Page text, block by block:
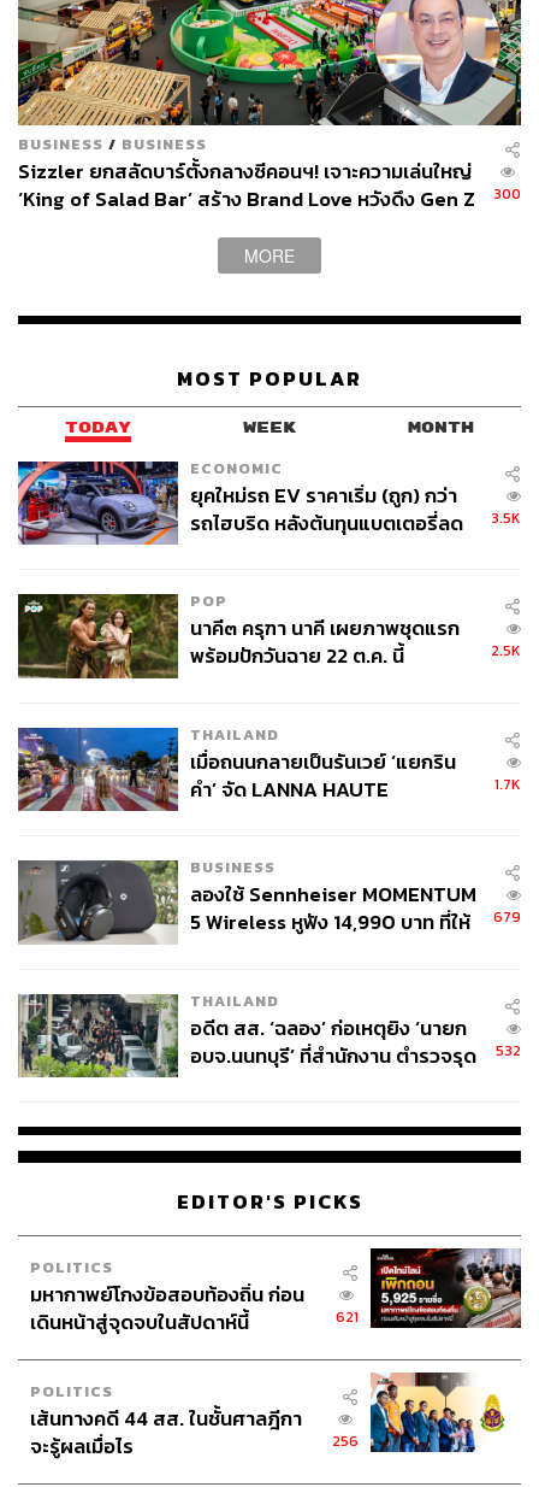
BUSINESS / BUSINESS
Sizzler ยกสลัดบาร์ตั้งกลางซีคอนฯ! เจาะความเล่นใหญ่
‘King of Salad Bar’ สร้าง Brand Love หวังดึง Gen Z
300
MORE
MOST POPULAR
TODAY WEEK MONTH
ECONOMIC
ยุคใหม่รถ EV ราคาเริ่ม (ถูก) กว่า
รถไฮบริด หลังต้นทุนแบตเตอรี่ลด
3.5K
POP
นาคี๓ ครุฑา นาคี เผยภาพชุดแรก
พร้อมปักวันฉาย 22 ต.ค. นี้
2.5K
THAILAND
เมื่อถนนกลายเป็นรันเวย์ ‘แยกริน
คำ’ จัด LANNA HAUTE
1.7K
BUSINESS
ลองใช้ Sennheiser MOMENTUM
5 Wireless หูฟัง 14,990 บาท ที่ให้
679
THAILAND
อดีต สส. ‘ฉลอง’ ก่อเหตุยิง ‘นายก
อบจ.นนทบุรี’ ที่สำนักงาน ตำรวจรุด
532
EDITOR'S PICKS
POLITICS
มหากาพย์โกงข้อสอบท้องถิ่น ก่อน
เดินหน้าสู่จุดจบในสัปดาห์นี้
621
POLITICS
เส้นทางคดี 44 สส. ในชั้นศาลฎีกา
จะรู้ผลเมื่อไร
256